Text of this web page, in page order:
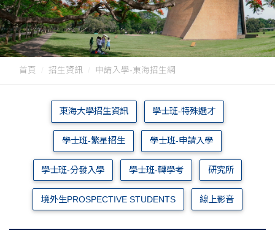
首頁 招生資訊 申請入學-東海招生網
東海大學招生資訊 學士班-特殊選才
學士班-繁星招生 學士班-申請入學
學士班-分發入學 學士班-轉學考 研究所
境外生PROSPECTIVE STUDENTS 線上影音